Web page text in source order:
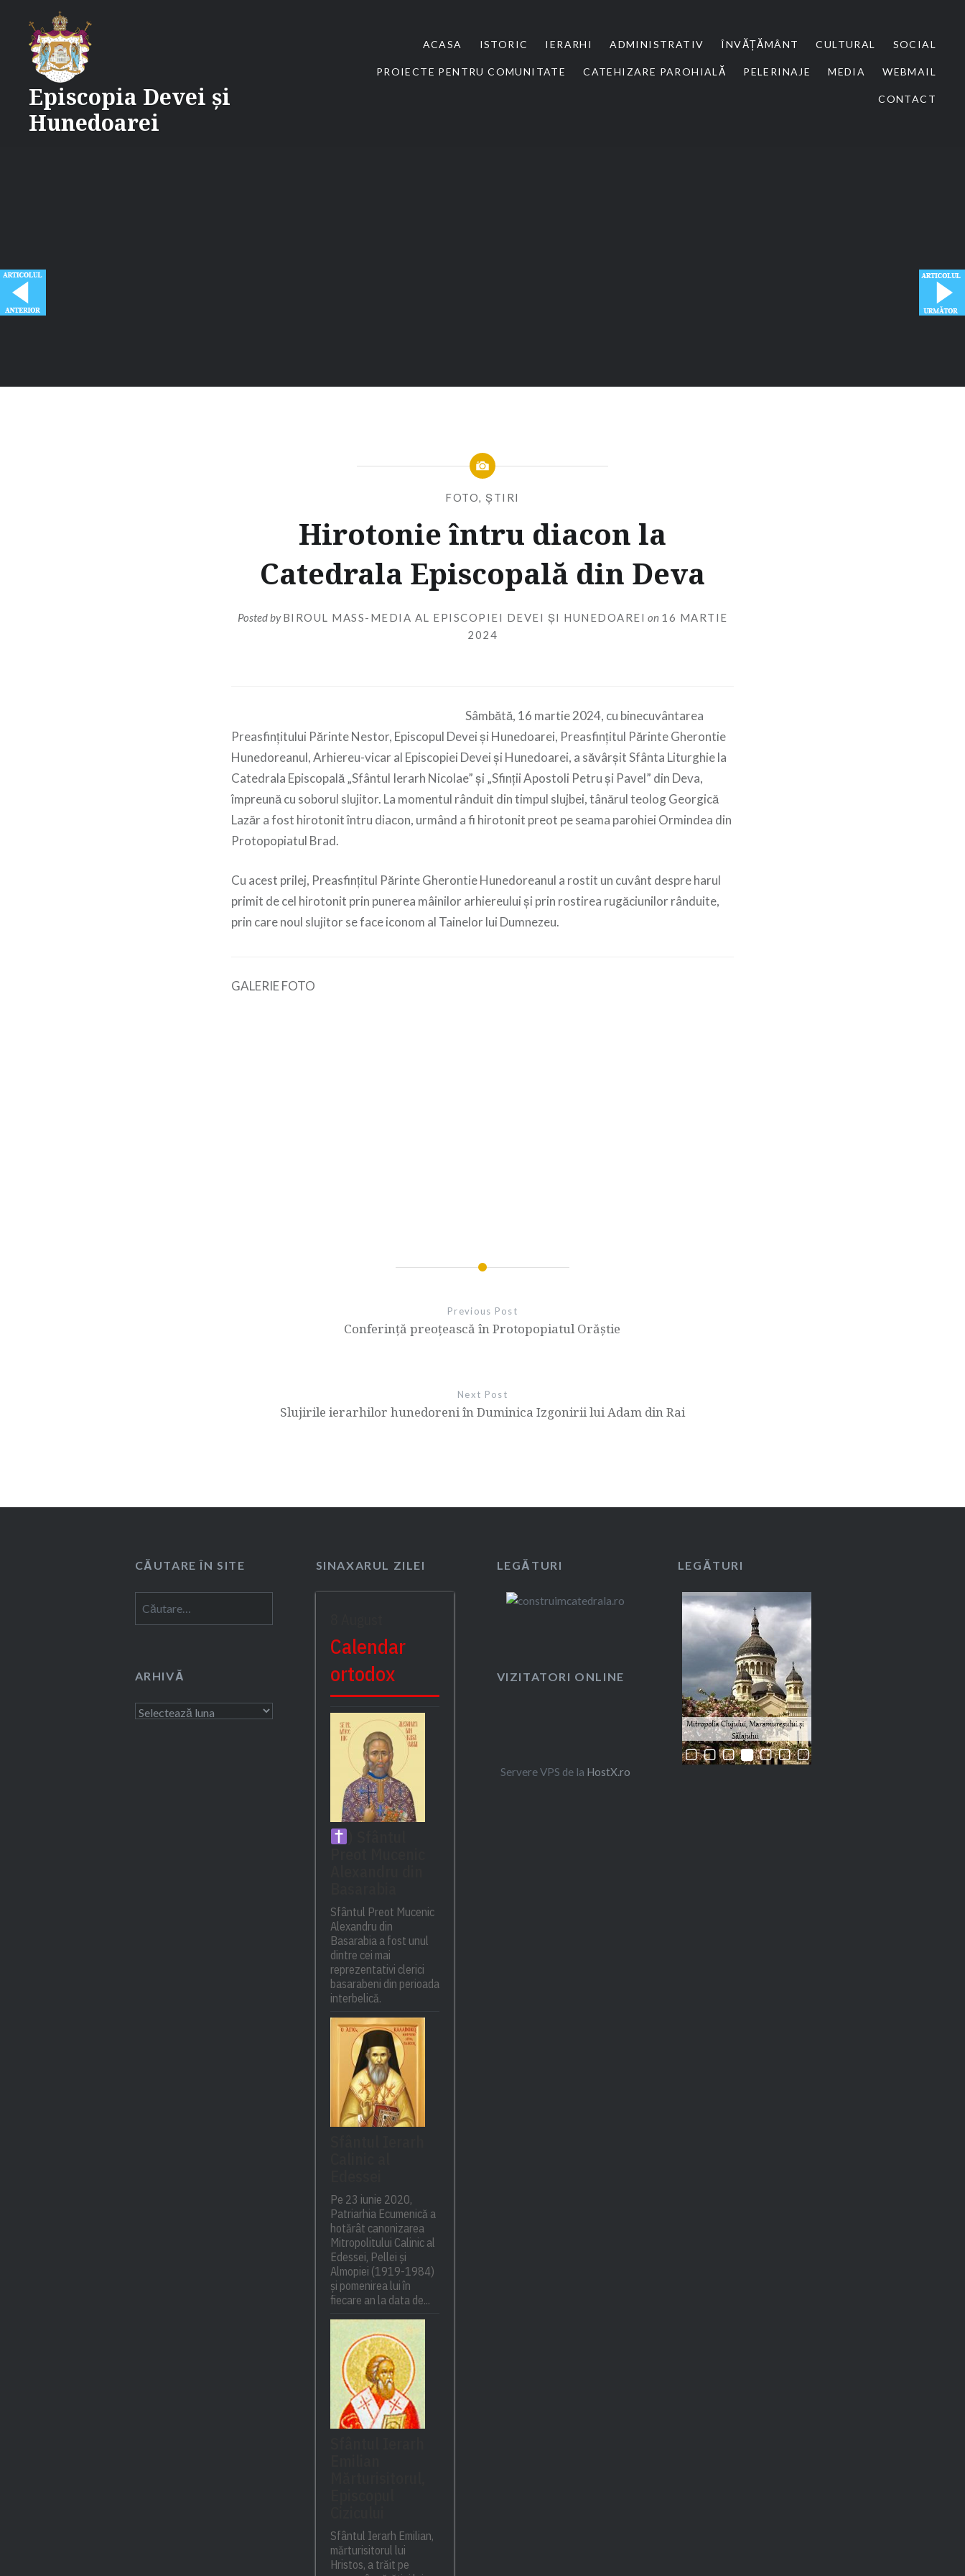
content
Episcopia Devei și
Hunedoarei
ACASA ISTORIC IERARHI ADMINISTRATIV ÎNVĂȚĂMÂNT CULTURAL SOCIAL
PROIECTE PENTRU COMUNITATE CATEHIZARE PAROHIALĂ PELERINAJE MEDIA WEBMAIL
CONTACT
FOTO ,ȘTIRI
Hirotonie întru diacon la
Catedrala Episcopală din Deva
Posted byBIROUL MASS-MEDIA AL EPISCOPIEI DEVEI ȘI HUNEDOAREI on 16 MARTIE
2024
Sâmbătă, 16 martie 2024, cu binecuvântarea
Preasfințitului Părinte Nestor, Episcopul Devei și Hunedoarei, Preasfințitul Părinte Gherontie
Hunedoreanul, Arhiereu-vicar al Episcopiei Devei și Hunedoarei, a săvârșit Sfânta Liturghie la
Catedrala Episcopală „Sfântul Ierarh Nicolae” și „Sfinții Apostoli Petru și Pavel” din Deva,
împreună cu soborul slujitor. La momentul rânduit din timpul slujbei, tânărul teolog Georgică
Lazăr a fost hirotonit întru diacon, urmând a fi hirotonit preot pe seama parohiei Ormindea din
Protopopiatul Brad.
Cu acest prilej, Preasfințitul Părinte Gherontie Hunedoreanul a rostit un cuvânt despre harul
primit de cel hirotonit prin punerea mâinilor arhiereului și prin rostirea rugăciunilor rânduite,
prin care noul slujitor se face iconom al Tainelor lui Dumnezeu.
GALERIE FOTO
Previous Post
Conferință preoțească în Protopopiatul Orăștie
Next Post
Slujirile ierarhilor hunedoreni în Duminica Izgonirii lui Adam din Rai
CĂUTARE ÎN SITE
după:
SINAXARUL ZILEI
Calendar
ortodox
Sfântul Preot Mucenic
Alexandru din
Basarabia a fost unul
dintre cei mai
reprezentativi clerici
basarabeni din perioada
interbelică.
Pe 23 iunie 2020,
Patriarhia Ecumenică a
hotărât canonizarea
Mitropolitului Calinic al
Edessei, Pellei și
Almopiei (1919-1984)
și pomenirea lui în
fiecare an la data de...
Sfântul Ierarh Emilian,
mărturisitorul lui
Hristos, a trăit pe
LEGĂTURI LEGĂTURI
ARHIVĂ
Arhivă
VIZITATORI ONLINE
Servere VPS de la HostX.ro